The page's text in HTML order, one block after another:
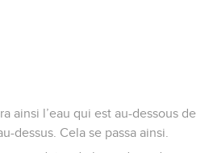
ainsi l’eau qui est au-dessous de
dessus. Cela se passa ainsi.